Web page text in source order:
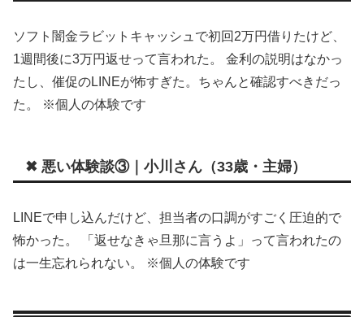
ソフト闇金ラビットキャッシュで初回2万円借りたけど、
1週間後に3万円返せって言われた。 金利の説明はなかっ
たし、催促のLINEが怖すぎた。ちゃんと確認すべきだっ
た。 ※個人の体験です
✖ 悪い体験談③｜小川さん（33歳・主婦）
LINEで申し込んだけど、担当者の口調がすごく圧迫的で
怖かった。 「返せなきゃ旦那に言うよ」って言われたの
は一生忘れられない。 ※個人の体験です